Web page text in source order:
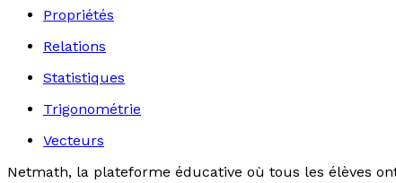
Propriétés
Relations
Statistiques
Trigonométrie
Vecteurs
Netmath, la plateforme éducative où tous les élèves